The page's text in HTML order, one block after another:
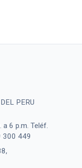
PERU
a 6 p.m. Teléf.
300 449